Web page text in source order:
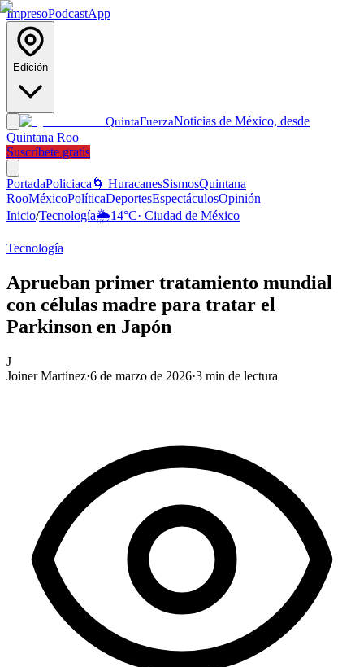
ImpresoPodcastApp
Edición
QuintaFuerzaNoticias de México, desde
Quintana Roo
Suscríbete gratis
PortadaPoliciaca 🌀 HuracanesSismosQuintana
RooMéxicoPolíticaDeportesEspectáculosOpinión
Inicio/Tecnología🌦️14°C· Ciudad de México
Tecnología
Aprueban primer tratamiento mundial
con células madre para tratar el
Parkinson en Japón
J
Joiner Martínez·6 de marzo de 2026·3 min de lectura